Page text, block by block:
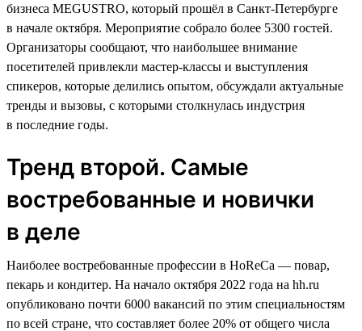
бизнеса MEGUSTRO, который прошёл в Санкт-Петербурге
в начале октября. Мероприятие собрало более 5300 гостей.
Организаторы сообщают, что наибольшее внимание
посетителей привлекли мастер-классы и выступления
спикеров, которые делились опытом, обсуждали актуальные
тренды и вызовы, с которыми столкнулась индустрия
в последние годы.
Тренд второй. Самые
востребованные и новички
в деле
Наиболее востребованные профессии в HoReCa — повар,
пекарь и кондитер. На начало октября 2022 года на hh.ru
опубликовано почти 6000 вакансий по этим специальностям
по всей стране, что составляет более 20% от общего числа